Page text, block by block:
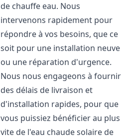
de chauffe eau. Nous
intervenons rapidement pour
répondre à vos besoins, que ce
soit pour une installation neuve
ou une réparation d'urgence.
Nous nous engageons à fournir
des délais de livraison et
d'installation rapides, pour que
vous puissiez bénéficier au plus
vite de l'eau chaude solaire de